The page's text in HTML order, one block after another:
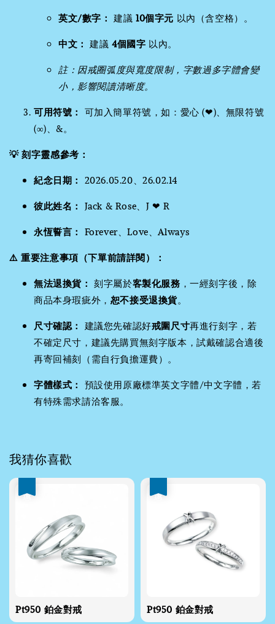
英文/數字： 建議10個字元 以內（含空格）。
中文： 建議4個國字 以內。
註：因戒圈弧度與寬度限制，字數過多字體會變
小，影響閱讀清晰度。
可用符號： 可加入簡單符號，如：愛心 (❤)、無限符號
(∞)、&。
💡 刻字靈感參考：
紀念日期： 2026.05.20、26.02.14
彼此姓名： Jack & Rose、J ❤ R
永恆誓言： Forever、Love、Always
⚠️ 重要注意事項（下單前請詳閱）：
無法退換貨： 刻字屬於客製化服務 ，一經刻字後，除
商品本身瑕疵外， 恕不接受退換貨。
尺寸確認： 建議您先確認好戒圍尺寸再進行刻字，若
不確定尺寸，建議先購買無刻字版本，試戴確認合適後
再寄回補刻（需自行負擔運費）。
字體樣式： 預設使用原廠標準英文字體/中文字體，若
有特殊需求請洽客服。
我猜你喜歡
Pt950 鉑金對戒 Pt950 鉑金對戒